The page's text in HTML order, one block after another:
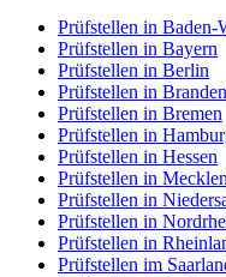
Prüfstellen in Baden-
Prüfstellen in Bayern
Prüfstellen in Berlin
Prüfstellen in
Prüfstellen in Bremen
Prüfstellen in
Prüfstellen in Hessen
Prüfstellen in
Prüfstellen in
Prüfstellen in
Prüfstellen in
Prüfstellen im